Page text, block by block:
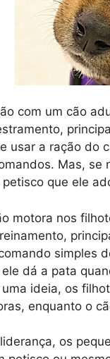
com um cão
usar a ração do
Mas, se
que ele
motora nos
simples
dá a pata
ideia, os
enquanto o
os